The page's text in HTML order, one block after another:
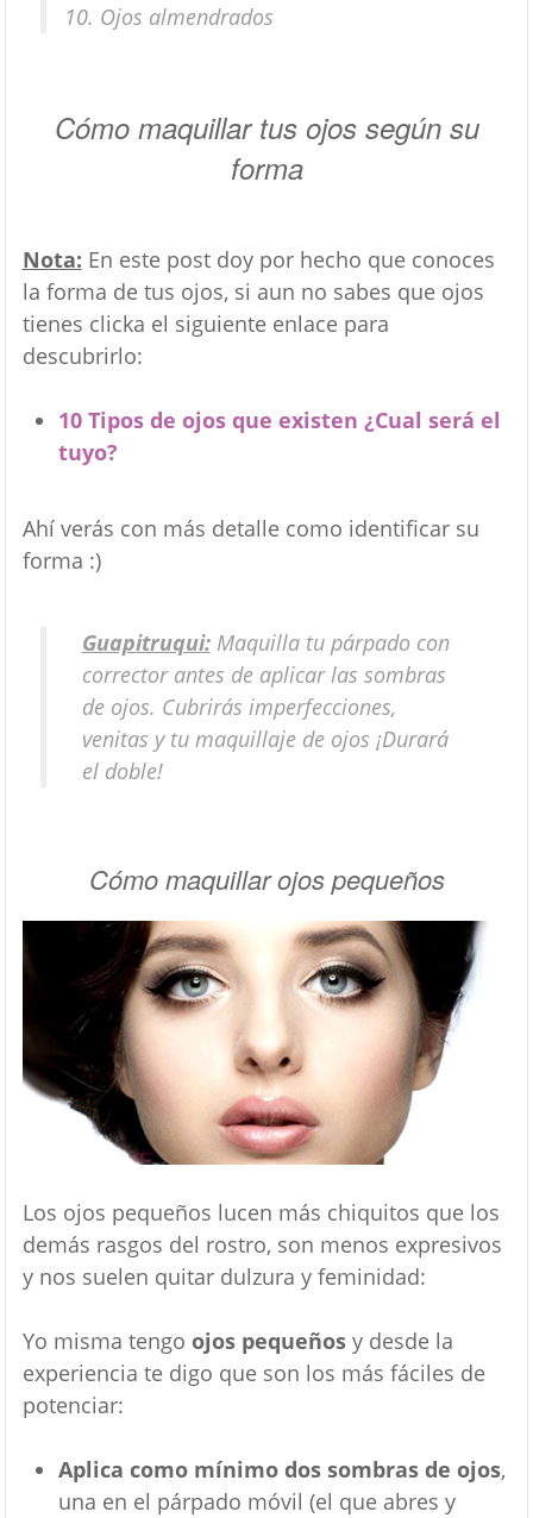
Ojos almendrados
Cómo maquillar tus ojos según su
forma
Nota: En este post doy por hecho que conoces
la forma de tus ojos, si aun no sabes que ojos
tienes clicka el siguiente enlace para
descubrirlo:
10 Tipos de ojos que existen ¿Cual será el
tuyo?
Ahí verás con más detalle como identificar su
forma :)
Guapitruqui:Maquilla tu párpado con
corrector antes de aplicar las sombras
de ojos. Cubrirás imperfecciones,
venitas y tu maquillaje de ojos ¡Durará
el doble!
Cómo maquillar ojos pequeños
Los ojos pequeños lucen más chiquitos que los
demás rasgos del rostro, son menos expresivos
y nos suelen quitar dulzura y feminidad:
Yo misma tengo ojos pequeñosy desde la
experiencia te digo que son los más fáciles de
potenciar:
Aplica como mínimo dos sombras de ojos,
una en el párpado móvil (el que abres y